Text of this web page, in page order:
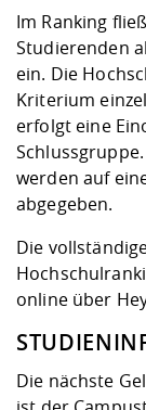
Im Ranking
Studierenden
ein. Die
Kriterium
erfolgt eine
werden auf
abgegeben.
Die
online über
Die nächste